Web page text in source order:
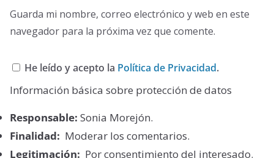
Guarda mi nombre, correo electrónico y web en este
navegador para la próxima vez que comente.
He leído y acepto la Política de Privacidad.
Información básica sobre protección de datos
Responsable: Sonia Morejón.
Finalidad: Moderar los comentarios.
Legitimación: Por consentimiento del interesado.